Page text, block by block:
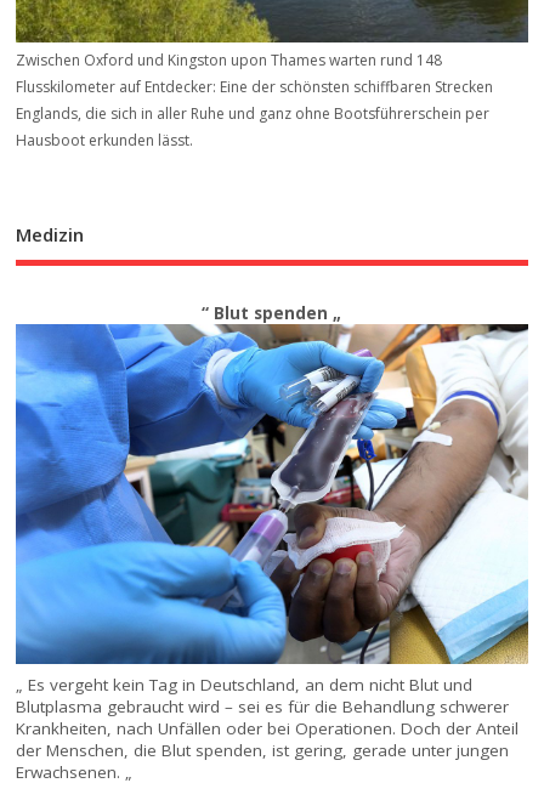
Zwischen Oxford und Kingston upon Thames warten rund 148
Flusskilometer auf Entdecker: Eine der schönsten schiffbaren Strecken
Englands, die sich in aller Ruhe und ganz ohne Bootsführerschein per
Hausboot erkunden lässt.
Medizin
“ Blut spenden „
„ Es vergeht kein Tag in Deutschland, an dem nicht Blut und
Blutplasma gebraucht wird – sei es für die Behandlung schwerer
Krankheiten, nach Unfällen oder bei Operationen. Doch der Anteil
der Menschen, die Blut spenden, ist gering, gerade unter jungen
Erwachsenen. „